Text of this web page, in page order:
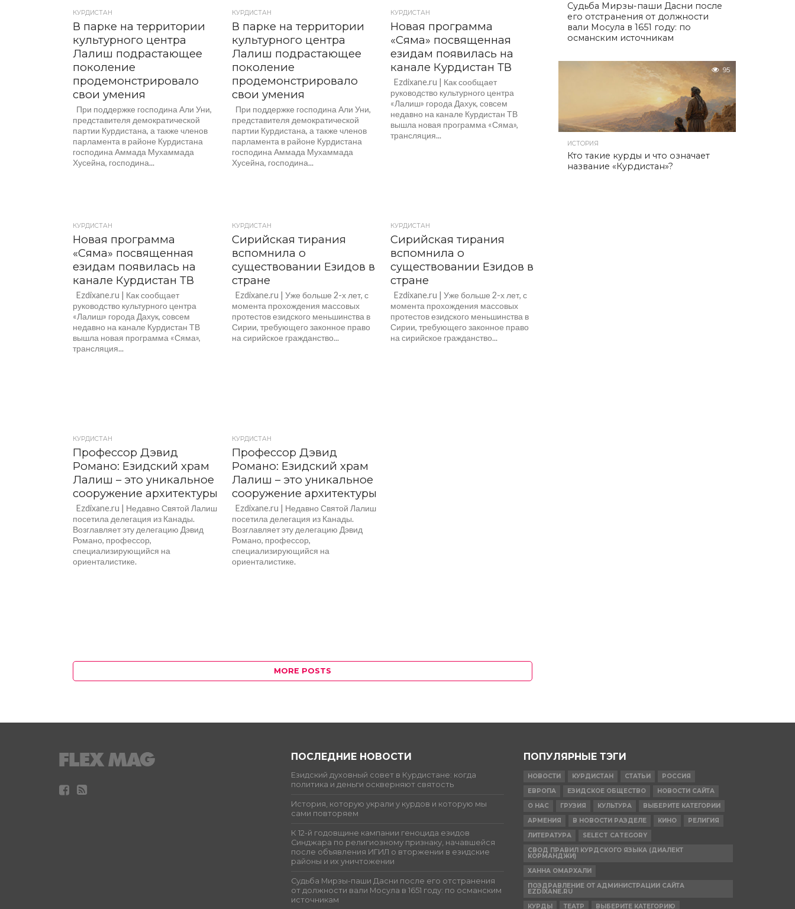
КУРДИСТАН
В парке на территории
культурного центра
Лалиш подрастающее
поколение
продемонстрировало
свои умения
При поддержке господина Али Уни,
представителя демократической
партии Курдистана, а также членов
парламента в районе Курдистана
господина Аммада Мухаммада
Хусейна, господина...
КУРДИСТАН
В парке на территории
культурного центра
Лалиш подрастающее
поколение
продемонстрировало
свои умения
При поддержке господина Али Уни,
представителя демократической
партии Курдистана, а также членов
парламента в районе Курдистана
господина Аммада Мухаммада
Хусейна, господина...
КУРДИСТАН
Новая программа
«Сяма» посвященная
езидам появилась на
канале Курдистан ТВ
Ezdixane.ru | Как сообщает
руководство культурного центра
«Лалиш» города Дахук, совсем
недавно на канале Курдистан ТВ
вышла новая программа «Сяма»,
трансляция...
КУРДИСТАН
Новая программа
«Сяма» посвященная
езидам появилась на
канале Курдистан ТВ
Ezdixane.ru | Как сообщает
руководство культурного центра
«Лалиш» города Дахук, совсем
недавно на канале Курдистан ТВ
вышла новая программа «Сяма»,
трансляция...
КУРДИСТАН
Сирийская тирания
вспомнила о
существовании Езидов в
стране
Ezdixane.ru | Уже больше 2-х лет, с
момента прохождения массовых
протестов езидского меньшинства в
Сирии, требующего законное право
на сирийское гражданство...
КУРДИСТАН
Сирийская тирания
вспомнила о
существовании Езидов в
стране
Ezdixane.ru | Уже больше 2-х лет, с
момента прохождения массовых
протестов езидского меньшинства в
Сирии, требующего законное право
на сирийское гражданство...
КУРДИСТАН
Профессор Дэвид
Романо: Езидский храм
Лалиш – это уникальное
сооружение архитектуры
Ezdixane.ru | Недавно Святой Лалиш
посетила делегация из Канады.
Возглавляет эту делегацию Дэвид
Романо, профессор,
специализирующийся на
ориенталистике.
КУРДИСТАН
Профессор Дэвид
Романо: Езидский храм
Лалиш – это уникальное
сооружение архитектуры
Ezdixane.ru | Недавно Святой Лалиш
посетила делегация из Канады.
Возглавляет эту делегацию Дэвид
Романо, профессор,
специализирующийся на
ориенталистике.
MORE POSTS
Судьба Мирзы-паши Дасни после
его отстранения от должности
вали Мосула в 1651 году: по
османским источникам
95
ИСТОРИЯ
Кто такие курды и что означает
название «Курдистан»?
ПОСЛЕДНИЕ НОВОСТИ
Езидский духовный совет в Курдистане: когда
политика и деньги оскверняют святость
История, которую украли у курдов и которую мы
сами повторяем
К 12-й годовщине кампании геноцида езидов
Синджара по религиозному признаку, начавшейся
после объявления ИГИЛ о вторжении в езидские
районы и их уничтожении
Судьба Мирзы-паши Дасни после его отстранения
от должности вали Мосула в 1651 году: по османским
источникам
ПОПУЛЯРНЫЕ ТЭГИ
НОВОСТИ КУРДИСТАН СТАТЬИ
РОССИЯ
ЕВРОПА
ЕЗИДСКОЕ ОБЩЕСТВО
НОВОСТИ САЙТА
О НАС
ГРУЗИЯ КУЛЬТУРА
ВЫБЕРИТЕ КАТЕГОРИИ
АРМЕНИЯ
В НОВОСТИ РАЗДЕЛЕ КИНО
РЕЛИГИЯ
ЛИТЕРАТУРА
SELECT CATEGORY
СВОД ПРАВИЛ КУРДСКОГО ЯЗЫКА (ДИАЛЕКТ
КОРМАНДЖИ)
ХАННА ОМАРХАЛИ
ПОЗДРАВЛЕНИЕ ОТ АДМИНИСТРАЦИИ САЙТА
EZDIXANE.RU
КУРДЫ
ТЕАТР ВЫБЕРИТЕ КАТЕГОРИЮ